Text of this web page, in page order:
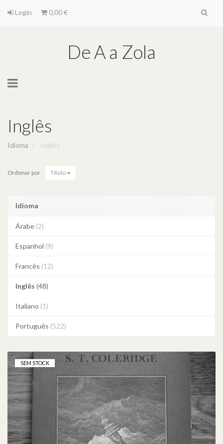
Login 0,00 €
De A a Zola
Toggle
Inglês
Idioma Inglês
Ordenar por Título
Idioma
Árabe (2)
Espanhol (9)
Francês (12)
Inglês (48)
Italiano (1)
Português (522)
SEM STOCK